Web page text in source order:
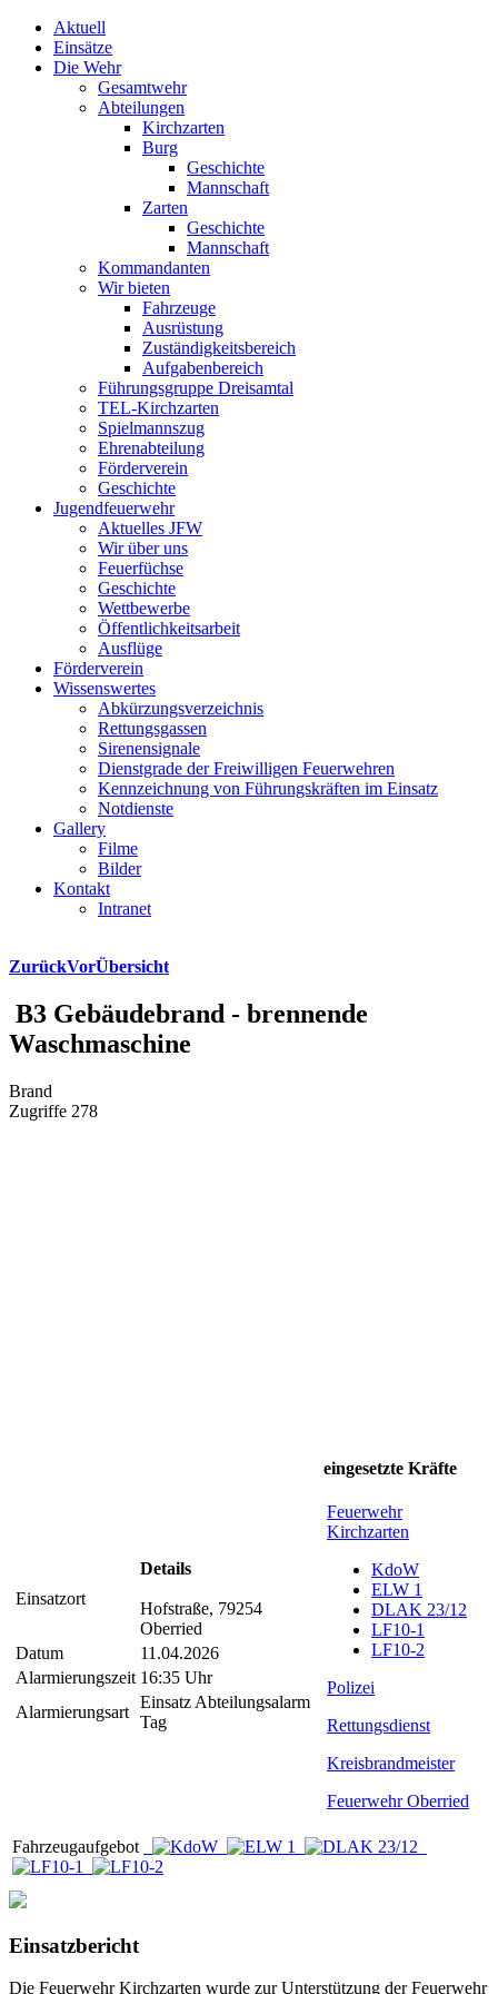
Aktuell
Einsätze
Die Wehr
Gesamtwehr
Abteilungen
Kirchzarten
Burg
Geschichte
Mannschaft
Zarten
Geschichte
Mannschaft
Kommandanten
Wir bieten
Fahrzeuge
Ausrüstung
Zuständigkeitsbereich
Aufgabenbereich
Führungsgruppe Dreisamtal
TEL-Kirchzarten
Spielmannszug
Ehrenabteilung
Förderverein
Geschichte
Jugendfeuerwehr
Aktuelles JFW
Wir über uns
Feuerfüchse
Geschichte
Wettbewerbe
Öffentlichkeitsarbeit
Ausflüge
Förderverein
Wissenswertes
Abkürzungsverzeichnis
Rettungsgassen
Sirenensignale
Dienstgrade der Freiwilligen Feuerwehren
Kennzeichnung von Führungskräften im Einsatz
Notdienste
Gallery
Filme
Bilder
Kontakt
Intranet
ZurückVorÜbersicht
B3 Gebäudebrand - brennende
Waschmaschine
Brand
Zugriffe 278
Einsatzort
Details
Hofstraße, 79254
Oberried
Datum
11.04.2026
Alarmierungszeit 16:35 Uhr
Alarmierungsart
Einsatz Abteilungsalarm
Tag
eingesetzte Kräfte
Feuerwehr
Kirchzarten
KdoW
ELW 1
DLAK 23/12
LF10-1
LF10-2
Polizei
Rettungsdienst
Kreisbrandmeister
Feuerwehr Oberried
Fahrzeugaufgebot
Einsatzbericht
Die Feuerwehr Kirchzarten wurde zur Unterstützung der Feuerwehr